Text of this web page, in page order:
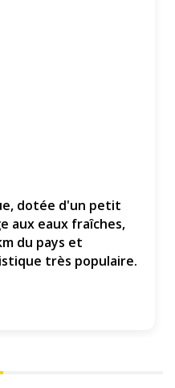
dotée d'un petit
aux eaux fraîches,
du pays et
très populaire.